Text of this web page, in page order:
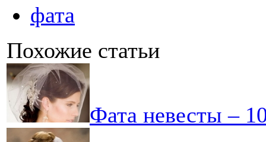
фата
Похожие статьи
Фата невесты –